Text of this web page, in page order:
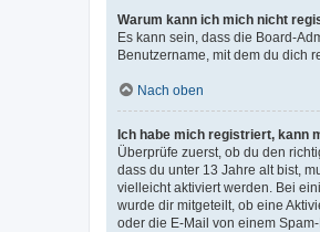
Warum kann ich mich nicht
Es kann sein, dass die Board-
Benutzername, mit dem du dich
Nach oben
Ich habe mich registriert, kann
Überprüfe zuerst, ob du den
dass du unter 13 Jahre alt bist,
vielleicht aktiviert werden. Bei
wurde dir mitgeteilt, ob eine
oder die E-Mail von einem